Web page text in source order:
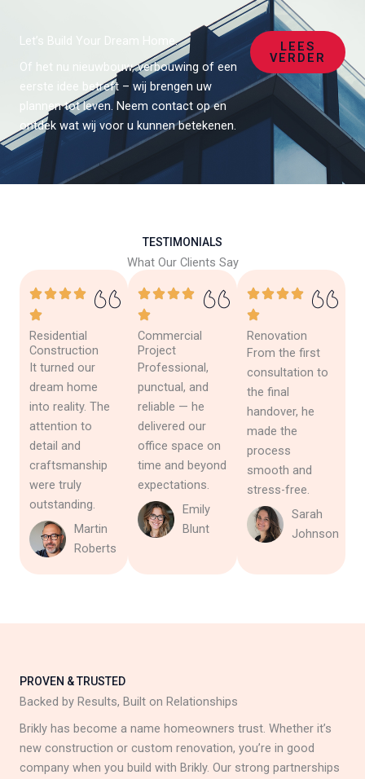
Let’s Build Your Dream Home.
Of het nu nieuwbouw, verbouwing of een
eerste idee betreft – wij brengen uw
plannen tot leven. Neem contact op en
ontdek wat wij voor u kunnen betekenen.
LEES
VERDER
TESTIMONIALS
What Our Clients Say
Residential
Construction
It turned our
dream home
into reality. The
attention to
detail and
craftsmanship
were truly
outstanding.
Martin
Roberts
Commercial
Project
Professional,
punctual, and
reliable — he
delivered our
office space on
time and beyond
expectations.
Emily
Blunt
Renovation
From the first
consultation to
the final
handover, he
made the
process
smooth and
stress-free.
Sarah
Johnson
PROVEN & TRUSTED
Backed by Results, Built on Relationships
Brikly has become a name homeowners trust. Whether it’s
new construction or custom renovation, you’re in good
company when you build with Brikly. Our strong partnerships